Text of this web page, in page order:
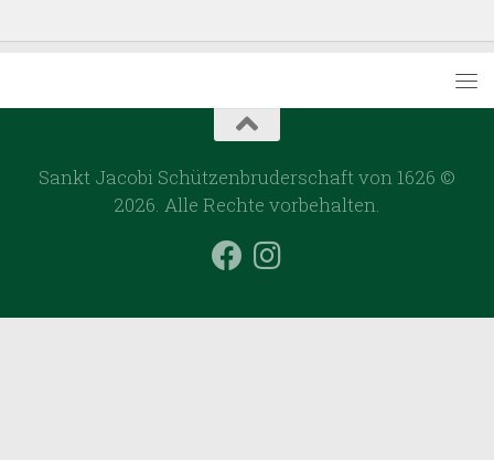
Sankt Jacobi Schützenbruderschaft von 1626 ©
2026. Alle Rechte vorbehalten.